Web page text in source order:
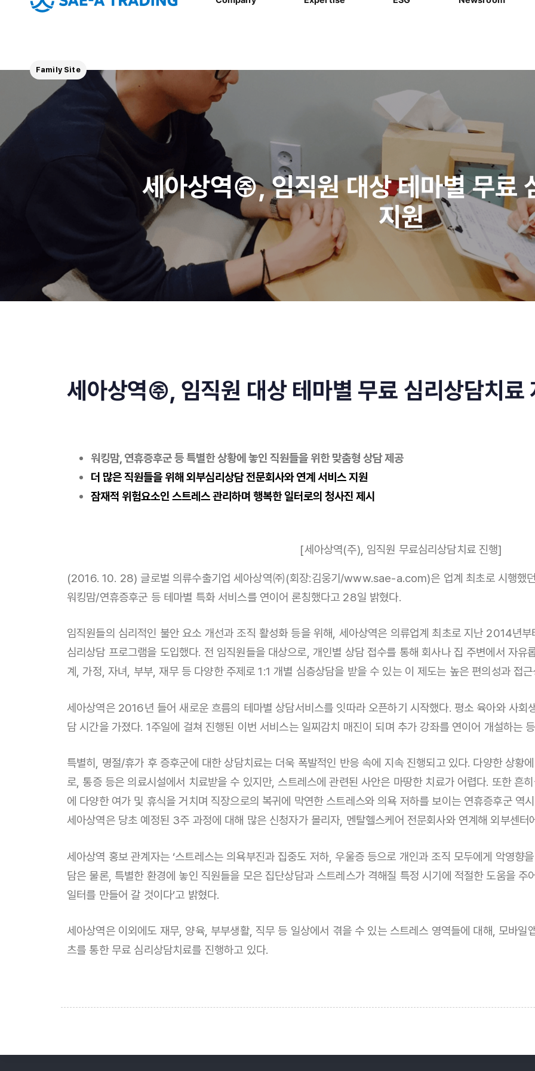
Family Site
세아상역㈜, 임직원 대상 테마별 무료
지원
세아상역㈜, 임직원 대상 테마별 무료 심리상담치료
워킹맘, 연휴증후군 등 특별한 상황에 놓인 직원들을 위한 맞춤형 상담 제공
더 많은 직원들을 위해 외부심리상담 전문회사와 연계 서비스 지원
잠재적 위험요소인 스트레스 관리하며 행복한 일터로의 청사진 제시
[세아상역(주), 임직원 무료심리상담치료 진행]
(2016. 10. 28) 글로벌 의류수출기업 세아상역㈜(회장:김웅기/www.sae-a.com)은 업계 최초로 시행했
워킹맘/연휴증후군 등 테마별 특화 서비스를 연이어 론칭했다고 28일 밝혔다.
임직원들의 심리적인 불안 요소 개선과 조직 활성화 등을 위해, 세아상역은 의류업계 최초로 지난
심리상담 프로그램을 도입했다. 전 임직원들을 대상으로, 개인별 상담 접수를 통해 회사나 집 주변에서 자유
계, 가정, 자녀, 부부, 재무 등 다양한 주제로 1:1 개별 심층상담을 받을 수 있는 이 제도는 높은 편의성과 접
세아상역은 2016년 들어 새로운 흐름의 테마별 상담서비스를 잇따라 오픈하기 시작했다. 평소 육아와 사회
담 시간을 가졌다. 1주일에 걸쳐 진행된 이번 서비스는 일찌감치 매진이 되며 추가 강좌를 연이어 개설하는
특별히, 명절/휴가 후 증후군에 대한 상담치료는 더욱 폭발적인 반응 속에 지속 진행되고 있다. 다양한 상황
로, 통증 등은 의료시설에서 치료받을 수 있지만, 스트레스에 관련된 사안은 마땅한 치료가 어렵다. 또한 흔
에 다양한 여가 및 휴식을 거치며 직장으로의 복귀에 막연한 스트레스와 의욕 저하를 보이는 연휴증후군 역
세아상역은 당초 예정된 3주 과정에 대해 많은 신청자가 몰리자, 멘탈헬스케어 전문회사와 연계해 외부센터
세아상역 홍보 관계자는 ‘스트레스는 의욕부진과 집중도 저하, 우울증 등으로 개인과 조직 모두에게 악영향
담은 물론, 특별한 환경에 놓인 직원들을 모은 집단상담과 스트레스가 격해질 특정 시기에 적절한 도움을
일터를 만들어 갈 것이다’고 밝혔다.
세아상역은 이외에도 재무, 양육, 부부생활, 직무 등 일상에서 겪을 수 있는 스트레스 영역들에 대해, 모바
츠를 통한 무료 심리상담치료를 진행하고 있다.